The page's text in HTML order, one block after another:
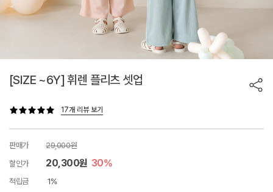
[SIZE ~6Y] 휘렌 플리츠 셋업
17개 리뷰 보기
판매가
29,000원
할인가
20,300원 30%
적립금 1%